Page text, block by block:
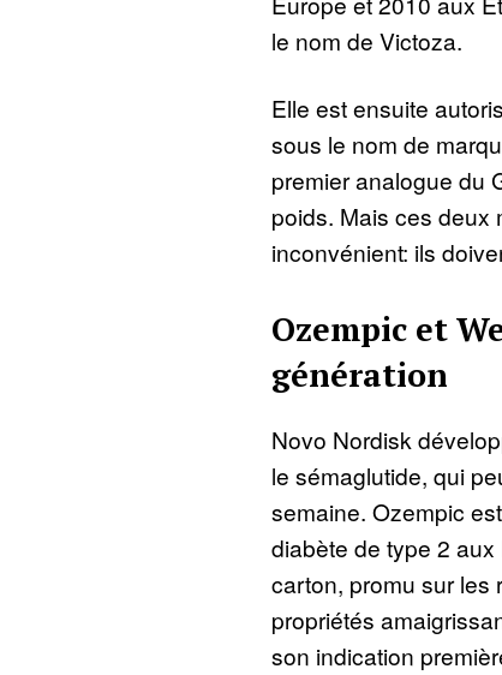
le nom de Victoza.
Elle est ensuite
sous le nom de
premier analogue du
poids. Mais ces deux
inconvénient: ils
Ozempic et
génération
Novo Nordisk
le sémaglutide, qui
semaine. Ozempic
diabète de type 2
carton, promu sur les
propriétés
son indication